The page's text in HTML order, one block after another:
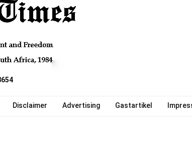
Disclaimer Advertising Gastartikel